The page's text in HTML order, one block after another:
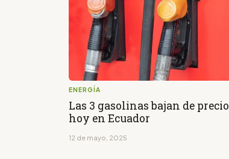
ENERGÍA
Las 3 gasolinas bajan de
hoy en Ecuador
12 de mayo, 2025